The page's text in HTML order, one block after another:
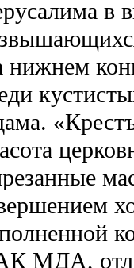
в
нижнем
МДА,